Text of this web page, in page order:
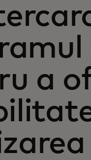
a